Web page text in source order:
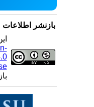
بازنشر اطلاعات
4.0